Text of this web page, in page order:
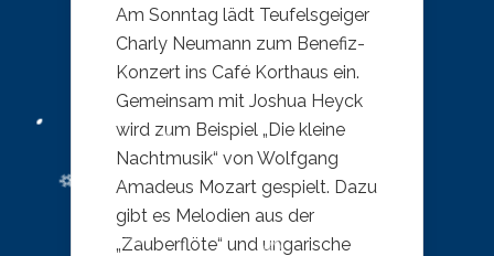
Am Sonntag lädt Teufelsgeiger
Charly Neumann zum Benefiz-
Konzert ins Café Korthaus ein.
Gemeinsam mit Joshua Heyck
wird zum Beispiel „Die kleine
Nachtmusik“ von Wolfgang
Amadeus Mozart gespielt. Dazu
gibt es Melodien aus der
„Zauberflöte“ und ungarische